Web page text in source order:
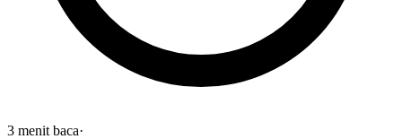
3 menit baca·